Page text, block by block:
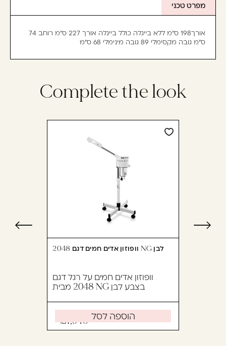
מפרט טכני
אורך198 ס"מ ללא בייגלה כולל בייגלה אורך 227 ס"מ רוחב 74
ס"מ גובה מקסימלי 89 גובה מינימלי 68 ס"מ
Complete the look
וופוזון אדים חמים דגם 2048 NG לבן
וופוזון אדים חמים על רגל דגם
2048 מבית NG בצבע לבן
1,946 הוספה לסל